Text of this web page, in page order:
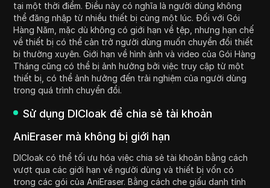
tại một thời điểm. Điều này có nghĩa là người dùng không
thể đăng nhập từ nhiều thiết bị cùng một lúc. Đối với Gói
Hàng Năm, mặc dù không có giới hạn về tệp, nhưng hạn chế
về thiết bị có thể cản trở người dùng muốn chuyển đổi thiết
bị thường xuyên. Giới hạn về hình ảnh và video của Gói Hàng
Tháng cũng có thể bị ảnh hưởng bởi việc truy cập từ một
thiết bị, có thể ảnh hưởng đến trải nghiệm của người dùng
trong quá trình chuyển đổi.
Sử dụng DICloak để chia sẻ tài khoản
AniEraser mà không bị giới hạn
DICloak có thể tối ưu hóa việc chia sẻ tài khoản bằng cách
vượt qua các giới hạn về người dùng và thiết bị vốn có
trong các gói của AniEraser. Bằng cách che giấu danh tính